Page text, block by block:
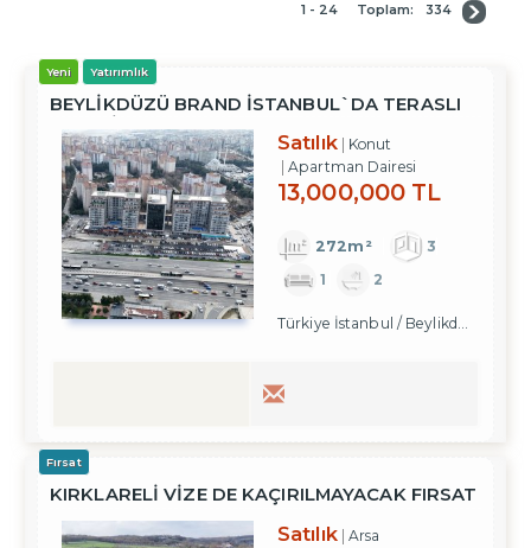
1 - 24
Toplam: 334
Yeni Yatırımlık
BEYLİKDÜZÜ BRAND İSTANBUL`DA TERASLI
3+1 DAİRE
Satılık
Konut
Apartman Dairesi
13,000,000 TL
272m²
3
1
2
Türkiye İstanbul / Beylikdüzü
Fırsat
KIRKLARELİ VİZE DE KAÇIRILMAYACAK FIRSAT
YATIRIMLIK ARSA
Satılık
Arsa